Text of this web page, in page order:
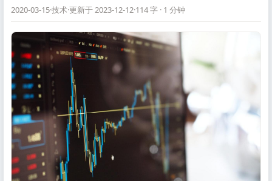
2020-03-15·技术·更新于 2023-12-12·114 字 · 1 分钟